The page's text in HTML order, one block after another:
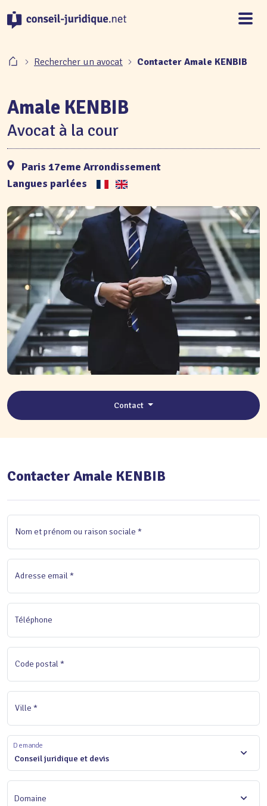
Rechercher un avocat Contacter Amale KENBIB
Amale KENBIB
Avocat à la cour
Paris 17eme Arrondissement
Langues parlées
Contact
Contacter Amale KENBIB
Nom et prénom ou raison sociale *
Adresse email *
Téléphone
Code postal *
Ville *
Conseil juridique et devis
Demande
Domaine